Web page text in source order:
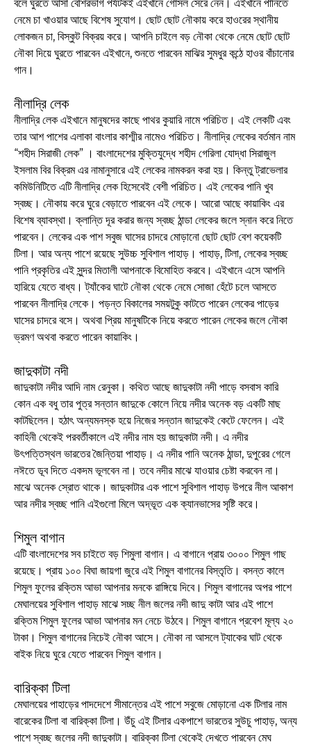
বলে ঘুরতে আসা বেশিরভাগ পর্যটকই এইখানে গোসল সেরে নেন। এইখানে পানিতে
নেমে চা খাওয়ার আছে বিশেষ সুযোগ। ছোট ছোট নৌকায় করে হাওরের স্থানীয়
লোকজন চা, বিস্কুট বিক্রয় করে। আপনি চাইলে বড় নৌকা থেকে নেমে ছোট ছোট
নৌকা দিয়ে ঘুরতে পারবেন এইখানে, শুনতে পারবেন মাঝির সুমধুর কন্ঠে হাওর বাঁচানোর
গান।
নীলাদ্রি লেক
নীলাদ্রি লেক এইখানে মানুষদের কাছে পাথর কুয়ারি নামে পরিচিত। এই লেকটি এবং
তার আশ পাশের এলাকা বাংলার কাশ্মীর নামেও পরিচিত। নীলাদ্রি লেকের বর্তমান নাম
“শহীদ সিরাজী লেক” । বাংলাদেশের মুক্তিযুদ্ধে শহীদ গেরিলা যোদ্ধা সিরাজুল
ইসলাম বির বিক্রম এর নামানুসারে এই লেকের নামকরন করা হয়। কিন্তু ট্রাভেলার
কমিউনিটিতে এটি নীলাদ্রি লেক হিসেবেই বেশী পরিচিত। এই লেকের পানি খুব
স্বচ্ছ। নৌকায় করে ঘুরে বেড়াতে পারবেন এই লেকে। আরো আছে কায়াকিং এর
বিশেষ ব্যাবস্থা। ক্লান্তি দূর করার জন্য স্বচ্ছ ঠান্ডা লেকের জলে স্নান করে নিতে
পারবেন। লেকের এক পাশ সবুজ ঘাসের চাদরে মোড়ানো ছোট ছোট বেশ কয়েকটি
টিলা। আর অন্য পাশে রয়েছে সুউচ্চ সুবিশাল পাহাড়। পাহাড়, টিলা, লেকের স্বচ্ছ
পানি প্রকৃতির এই সুন্দর মিতালী আপনাকে বিমোহিত করবে। এইখানে এসে আপনি
হারিয়ে যেতে বাধ্য। ট্যাঁকের ঘাটে নৌকা থেকে নেমে সোজা হেঁটে চলে আসতে
পারবেন নীলাদ্রি লেকে। পড়ন্ত বিকালের সময়টুকু কাটতে পারেন লেকের পাড়ের
ঘাসের চাদরে বসে। অথবা প্রিয় মানুষটিকে নিয়ে করতে পারেন লেকের জলে নৌকা
ভ্রমণ অথবা করতে পারেন কায়াকিং।
জাদুকাটা নদী
জাদুকাটা নদীর আদি নাম রেনুকা। কথিত আছে জাদুকাটা নদী পাড়ে বসবাস কারি
কোন এক বধু তার পুত্র সন্তান জাদুকে কোলে নিয়ে নদীর অনেক বড় একটি মাছ
কাটছিলেন। হঠাৎ অন্যমনস্ক হয়ে নিজের সন্তান জাদুকেই কেটে ফেলেন। এই
কাহিনী থেকেই পরবর্তীকালে এই নদীর নাম হয় জাদুকাটা নদী। এ নদীর
উৎপত্তিস্থল ভারতের জৈন্তিয়া পাহাড়। এ নদীর পানি অনেক ঠান্ডা, দুপুরের গেলে
নঈতে ডূব দিতে একদম ভূলবেন না। তবে নদীর মাঝে যাওয়ার চেষ্টা করবেন না।
মাঝে অনেক স্রোত থাকে। জাদুকাটার এক পাশে সুবিশাল পাহাড় উপরে নীল আকাশ
আর নদীর স্বচ্ছ পানি এইগুলো মিলে অদ্ভূত এক ক্যানভাসের সৃষ্টি করে।
শিমুল বাগান
এটি বাংলাদেশের সব চাইতে বড় শিমুলা বাগান। এ বাগানে প্রায় ৩০০০ শিমুল গাছ
রয়েছে। প্রায় ১০০ বিঘা জায়গা জুরে এই শিমুল বাগানের বিস্তৃতি। বসন্ত কালে
শিমুল ফুলের রক্তিম আভা আপনার মনকে রাঙ্গিয়ে দিবে। শিমুল বাগানের অপর পাশে
মেঘালয়ের সুবিশাল পাহাড় মাঝে সচ্ছ নীল জলের নদী জাদু কাটা আর এই পাশে
রক্তিম শিমুল ফুলের আভা আপনার মন নেচে উঠবে। শিমুল বাগানে প্রবেশ মূল্য ২০
টাকা। শিমুল বাগানের নিচেই নৌকা আসে। নৌকা না আসলে ট্যাকের ঘাট থেকে
বাইক নিয়ে ঘুরে যেতে পারবেন শিমুল বাগান।
বারিক্কা টিলা
মেঘালয়ের পাহাড়ের পাদদেশে সীমান্তের এই পাশে সবুজে মোড়ানো এক টিলার নাম
বারেকের টিলা বা বারিক্কা টিলা। উঁচু এই টিলার একপাশে ভারতের সুউচু পাহাড়, অন্য
পাশে স্বচ্ছ জলের নদী জাদুকাটা। বারিক্কা টিলা থেকেই দেখতে পারবেন মেঘ